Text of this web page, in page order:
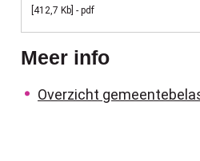
412,7 Kb pdf
Meer info
Overzicht